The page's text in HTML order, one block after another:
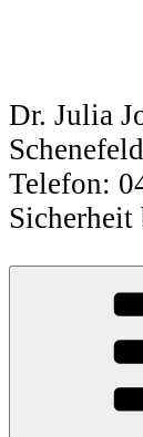
Dr. Julia
Telefon:
Sicherheit